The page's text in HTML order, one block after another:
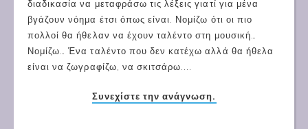
διαδικασία να μεταφράσω τις λέξεις γιατί για μένα
βγάζουν νόημα έτσι όπως είναι. Νομίζω ότι οι πιο
πολλοί θα ήθελαν να έχουν ταλέντο στη μουσική…
Νομίζω… Ένα ταλέντο που δεν κατέχω αλλά θα ήθελα
είναι να ζωγραφίζω, να σκιτσάρω....
Συνεχίστε την ανάγνωση.